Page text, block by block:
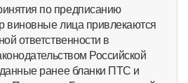
по предписанию
виновные лица привлекаются
ответственности в
Российской
ранее бланки ПТС и